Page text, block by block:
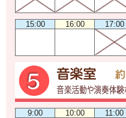
15:00 16:00 17:00
9:00 10:00 11:00